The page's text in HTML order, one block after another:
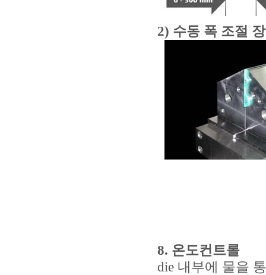
2) 수동 폭 조절
8. 온도컨트롤
die 내부에 물을